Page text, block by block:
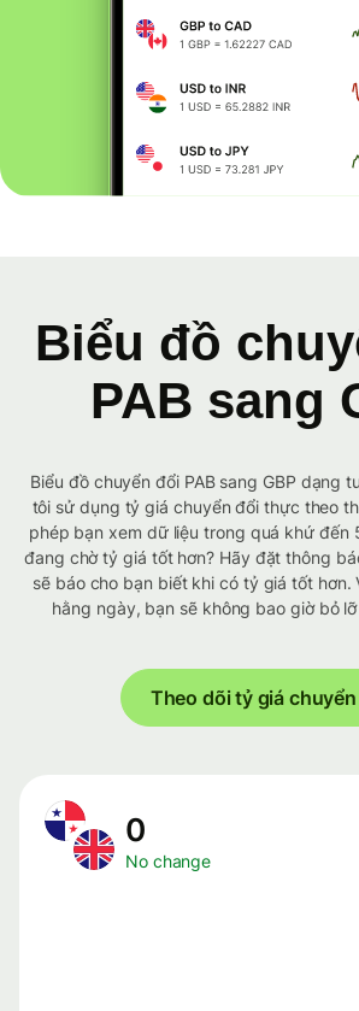
Biểu đồ
PAB sang
Biểu đồ chuyển đổi PAB sang GBP dạng
tôi sử dụng tỷ giá chuyển đổi thực theo
phép bạn xem dữ liệu trong quá khứ đến
đang chờ tỷ giá tốt hơn? Hãy đặt thông
sẽ báo cho bạn biết khi có tỷ giá tốt hơn.
hằng ngày, bạn sẽ không bao giờ bỏ
Theo dõi tỷ giá
0
No change